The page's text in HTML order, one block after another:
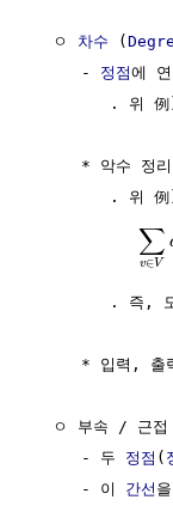
  ㅇ
차수 (
     -
정점에
. 위 例
* 악수 정
. 위
∑
v∈V
. 즉,
* 입력, 출
ㅇ 부속 / 근
     - 두
정점 (
     - 이
간선